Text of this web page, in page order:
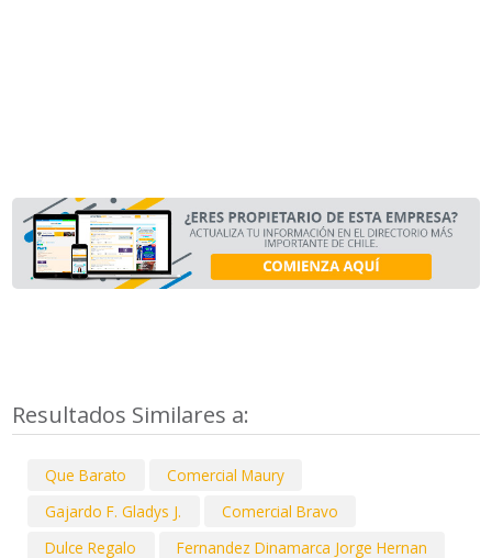
Resultados Similares a:
Que Barato
Comercial Maury
Gajardo F. Gladys J.
Comercial Bravo
Dulce Regalo
Fernandez Dinamarca Jorge Hernan